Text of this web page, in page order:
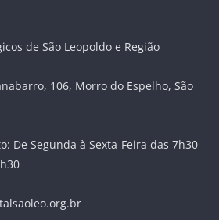
de São Leopoldo e Região
106, Morro do Espelho, São
De Segunda à Sexta-Feira das 7h30